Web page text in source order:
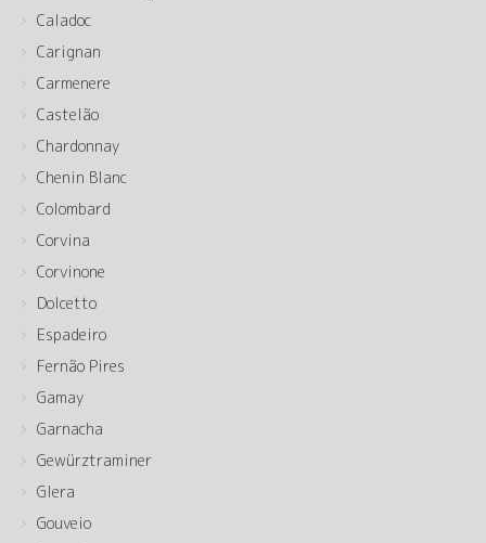
Caladoc
Carignan
Carmenere
Castelão
Chardonnay
Chenin Blanc
Colombard
Corvina
Corvinone
Dolcetto
Espadeiro
Fernão Pires
Gamay
Garnacha
Gewürztraminer
Glera
Gouveio